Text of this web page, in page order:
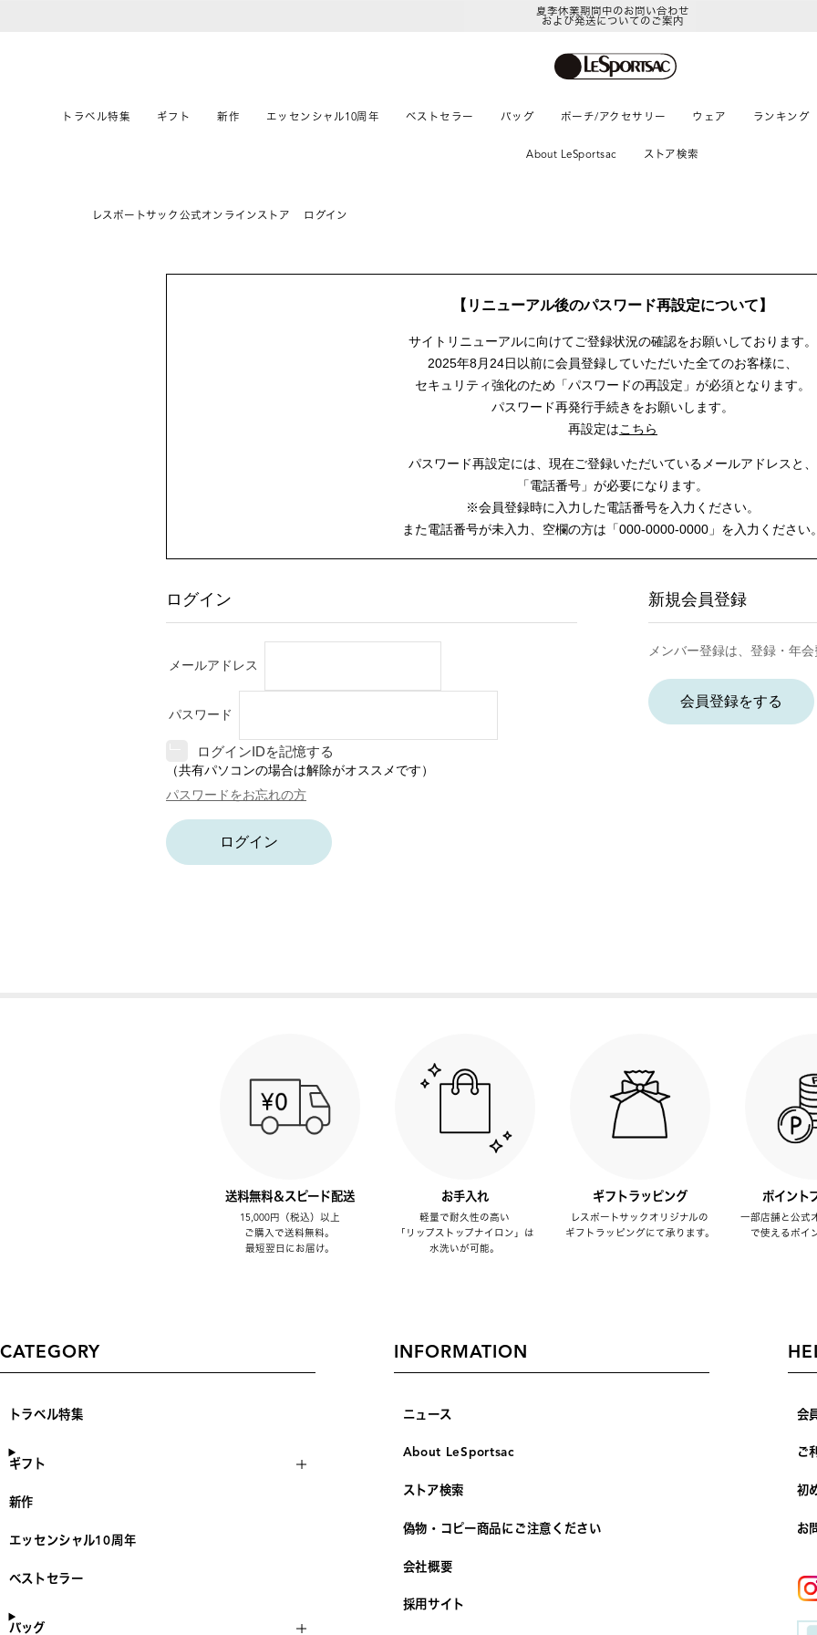
夏季休業期間中のお問い合わせ
および発送についてのご案内
トラベル特集 ギフト 新作 エッセンシャル10周年 ベストセラー バッグ ポーチ/アクセサリー ウェア ランキング
About LeSportsac ストア検索
レスポートサック公式オンラインストア ログイン
【リニューアル後のパスワード再設定について】
サイトリニューアルに向けてご登録状況の確認をお願いしております。
2025年8月24日以前に会員登録していただいた全てのお客様に、
セキュリティ強化のため「パスワードの再設定」が必須となります。
パスワード再発行手続きをお願いします。
再設定はこちら
パスワード再設定には、 現在ご登録いただいているメールアドレスと、
「電話番号」が必要になります。
※会員登録時に入力した電話番号を入力ください。
また電話番号が未入力、空欄の方は 「000-0000-0000」を入力ください。
ログイン
メールアドレス
パスワード
ログインIDを記憶する
（共有パソコンの場合は解除がオススメです）
パスワードをお忘れの方
ログイン
新規会員登録
メンバー登録は、登録・年会
会員登録をする
送料無料＆スピード配送
15,000円（税込）以上
ご購入で送料無料。
最短翌日にお届け。
お手入れ
軽量で耐久性の高い
「リップストップナイロン」は
水洗いが可能。
ギフトラッピング
レスポートサックオリジナルの
ギフトラッピングにて承ります。
ポイント
一部店舗と公式
で使えるポイ
CATEGORY
トラベル特集
ギフト
新作
エッセンシャル10周年
ベストセラー
バッグ
INFORMATION
ニュース
About LeSportsac
ストア検索
偽物・コピー商品にご注意ください
会社概要
採用サイト
会
ご
初
お